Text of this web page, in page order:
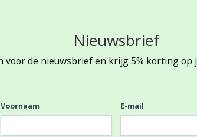
Nieuwsbrief
voor de nieuwsbrief en krijg 5% korting
Voornaam E-mail